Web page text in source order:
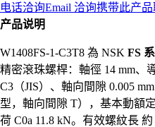
电话洽询Email 洽询携带此产品
产品说明
W1408FS-1-C3T8 為 NSK FS
精密滾珠螺桿：軸徑 14 mm、
C3（JIS）、軸向間隙 0.005
型，軸向間隙 T），基本動額
荷 C0a 11.8 kN。有效螺紋長